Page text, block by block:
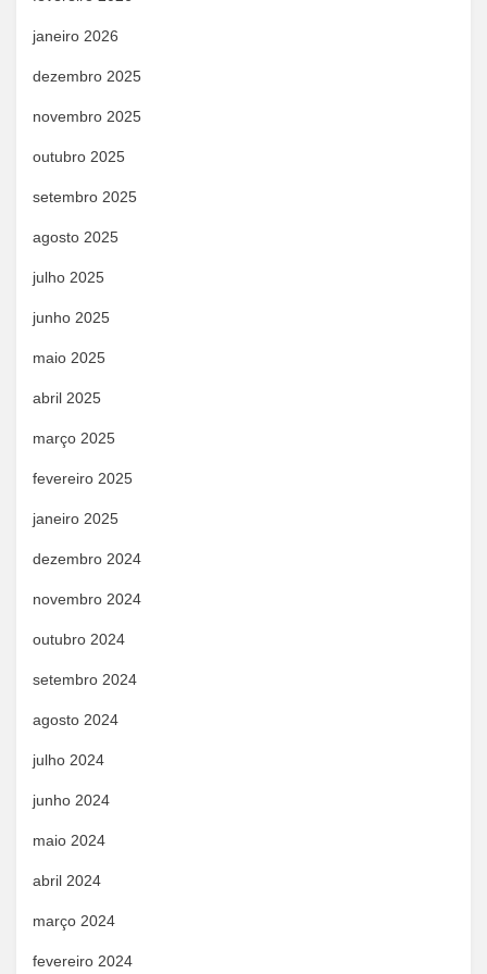
janeiro 2026
dezembro 2025
novembro 2025
outubro 2025
setembro 2025
agosto 2025
julho 2025
junho 2025
maio 2025
abril 2025
março 2025
fevereiro 2025
janeiro 2025
dezembro 2024
novembro 2024
outubro 2024
setembro 2024
agosto 2024
julho 2024
junho 2024
maio 2024
abril 2024
março 2024
fevereiro 2024